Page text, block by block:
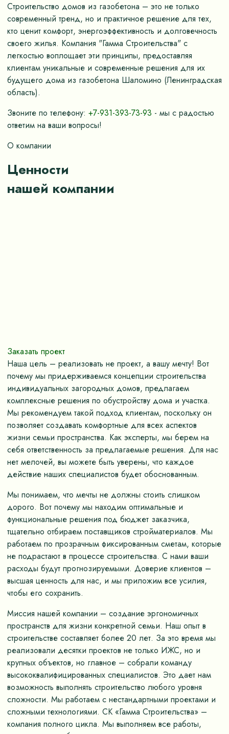
Строительство домов из газобетона – это не только
современный тренд, но и практичное решение для тех,
кто ценит комфорт, энергоэффективность и долговечность
своего жилья. Компания "Гамма Строительства" с
легкостью воплощает эти принципы, предоставляя
клиентам уникальные и современные решения для их
будущего дома из газобетона Шаломино (Ленинградская
область).
Звоните по телефону: +7-931-393-73-93 - мы с радостью
ответим на ваши вопросы!
О компании
Ценности
нашей компании
Заказать проект
Наша цель – реализовать не проект, а вашу мечту! Вот
почему мы придерживаемся концепции строительства
индивидуальных загородных домов, предлагаем
комплексные решения по обустройству дома и участка.
Мы рекомендуем такой подход клиентам, поскольку он
позволяет создавать комфортные для всех аспектов
жизни семьи пространства. Как эксперты, мы берем на
себя ответственность за предлагаемые решения. Для нас
нет мелочей, вы можете быть уверены, что каждое
действие наших специалистов будет обоснованным.
Мы понимаем, что мечты не должны стоить слишком
дорого. Вот почему мы находим оптимальные и
функциональные решения под бюджет заказчика,
тщательно отбираем поставщиков стройматериалов. Мы
работаем по прозрачным фиксированным сметам, которые
не подрастают в процессе строительства. С нами ваши
расходы будут прогнозируемыми. Доверие клиентов –
высшая ценность для нас, и мы приложим все усилия,
чтобы его сохранить.
Миссия нашей компании – создание эргономичных
пространств для жизни конкретной семьи. Наш опыт в
строительстве составляет более 20 лет. За это время мы
реализовали десятки проектов не только ИЖС, но и
крупных объектов, но главное – собрали команду
высококвалифицированных специалистов. Это дает нам
возможность выполнять строительство любого уровня
сложности. Мы работаем с нестандартными проектами и
сложными технологиями. СК «Гамма Строительства» –
компания полного цикла. Мы выполняем все работы,